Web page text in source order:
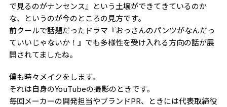
で見るのがナンセンス』という土壌ができてきているのか
な、というのが今のところの見方です。
前クールで話題だったドラマ『おっさんのパンツがなんだっ
ていいじゃないか！』でも多様性を受け入れる方向の話が展
開されてましたね。
僕も時々メイクをします。
それは自身のYouTubeの撮影のときです。
毎回メーカーの開発担当やブランドPR、ときには代表取締役